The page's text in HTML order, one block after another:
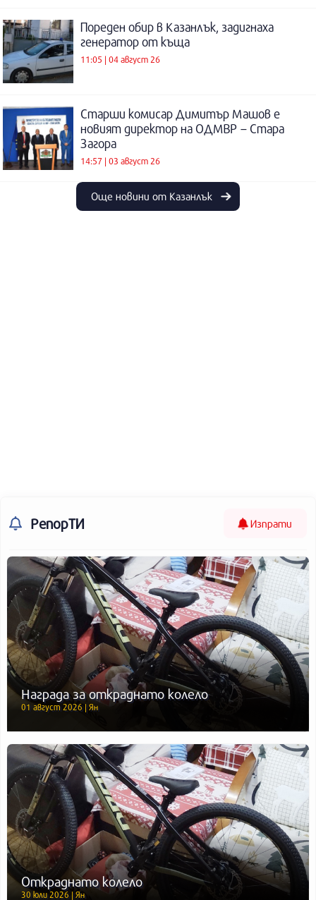
Пореден обир в Казанлък, задигнаха
генератор от къща
11:05 | 04 август 26
Старши комисар Димитър Машов е
новият директор на ОДМВР – Стара
Загора
14:57 | 03 август 26
Още новини от Казанлък
РепорТИ Изпрати
Награда за откраднато колело
01 август 2026 | Ян
Откраднато колело
30 юли 2026 | Ян